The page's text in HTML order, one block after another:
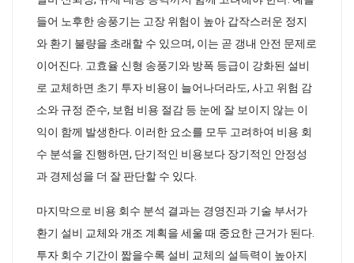
들어 노후한 송풍기는 고장 위험이 높아 갑작스러운 정지
와 환기 불량을 초래할 수 있으며, 이는 곧 갱내 안전 문제로
이어진다. 고효율 신형 송풍기와 방폭 등급이 강화된 설비
로 교체하면 초기 투자 비용이 늘어나더라도, 사고 위험 감
소와 규정 준수, 보험 비용 절감 등 눈에 잘 보이지 않는 이
익이 함께 발생한다. 이러한 요소를 모두 고려하여 비용 회
수 분석을 진행하면, 단기적인 비용보다 장기적인 안정성
과 경제성을 더 잘 판단할 수 있다.
마지막으로 비용 회수 분석 결과는 경영진과 기술 부서가
환기 설비 교체와 개조 계획을 세울 때 중요한 근거가 된다.
투자 회수 기간이 짧을수록 설비 교체의 설득력이 높아지